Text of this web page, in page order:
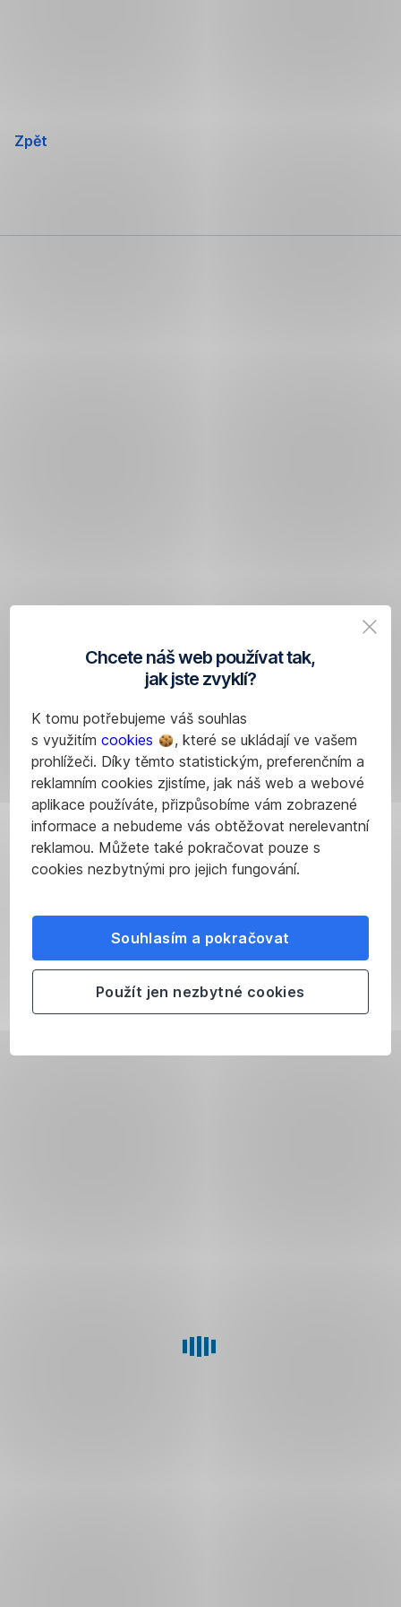
Chcete náš web používat tak,
jak jste zvyklí?
K tomu potřebujeme váš souhlas
s využitím cookies
, které se ukládají ve vašem
prohlížeči. Díky těmto statistickým, preferenčním a
reklamním cookies zjistíme, jak náš web a webové
aplikace používáte, přizpůsobíme vám zobrazené
informace a nebudeme vás obtěžovat nerelevantní
reklamou. Můžete také pokračovat pouze s
cookies nezbytnými pro jejich fungování.
Souhlasím a pokračovat
Použít jen nezbytné cookies
Zpět